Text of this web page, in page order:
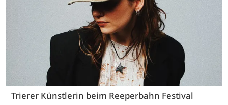
Trierer Künstlerin beim Reeperbahn Festival